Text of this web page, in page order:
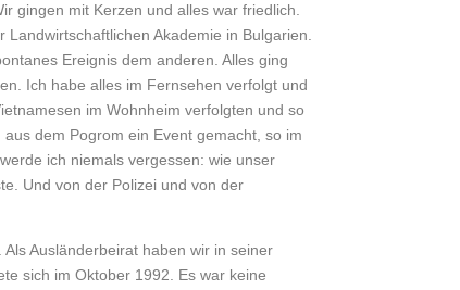
gingen mit Kerzen und alles war friedlich.
Akademie in Bulgarien.
Ereignis dem anderen. Alles ging
Ich habe alles im Fernsehen verfolgt und
im Wohnheim verfolgten und so
dem Pogrom ein Event gemacht, so im
ich niemals vergessen: wie unser
Und von der Polizei und von der
Ausländerbeirat haben wir in seiner
sich im Oktober 1992. Es war keine